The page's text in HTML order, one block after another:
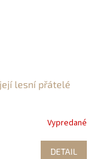
lesní přátelé
Vypredané
DETAIL